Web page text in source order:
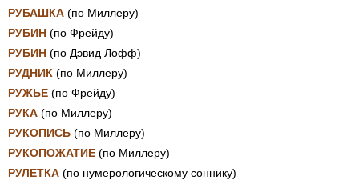
РУБАШКА (по Миллеру)
РУБИН (по Фрейду)
РУБИН (по Дэвид Лофф)
РУДНИК (по Миллеру)
РУЖЬЕ (по Фрейду)
РУКА (по Миллеру)
РУКОПИСЬ (по Миллеру)
РУКОПОЖАТИЕ (по Миллеру)
РУЛЕТКА (по нумерологическому соннику)